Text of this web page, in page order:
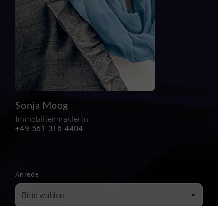
Sonja Moog
Immobilienmaklerin
+49 561 316 4404
Anrede